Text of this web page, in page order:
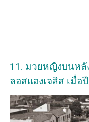
11. มวยหญิงบนห
ลอสแองเจลิส เมื่อ